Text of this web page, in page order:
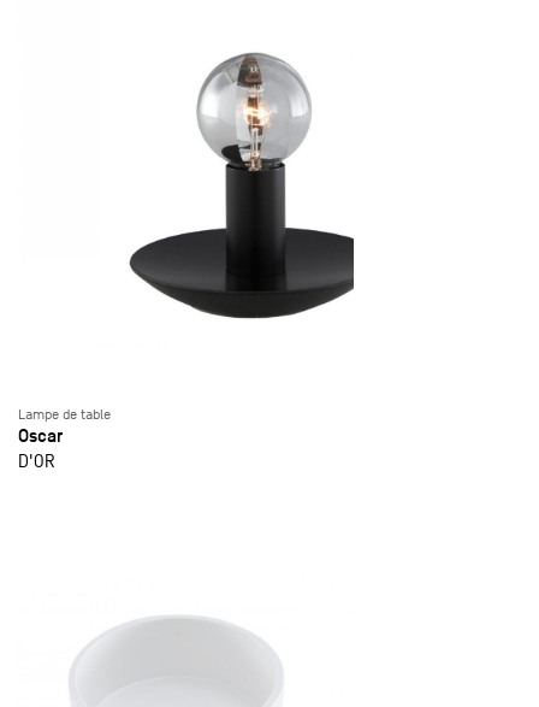
Lampe de table
Oscar
D'OR